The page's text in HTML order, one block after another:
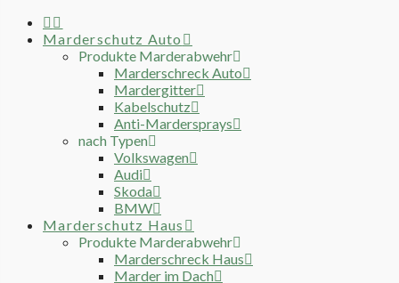
Marderschutz Auto
Produkte Marderabwehr
Marderschreck Auto
Mardergitter
Kabelschutz
Anti-Mardersprays
nach Typen
Volkswagen
Audi
Skoda
BMW
Marderschutz Haus
Produkte Marderabwehr
Marderschreck Haus
Marder im Dach